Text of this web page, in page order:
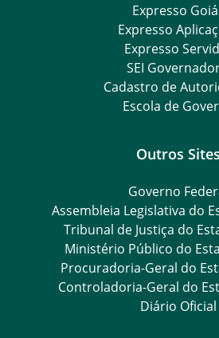
Expresso
Expresso
Expresso
SEI
Cadastro de
Escola de
Outros Sites
Governo
Assembleia Legislativa do
Tribunal de Justiça do
Ministério Público do
Procuradoria-Geral do
Controladoria-Geral do
Diário Oficial